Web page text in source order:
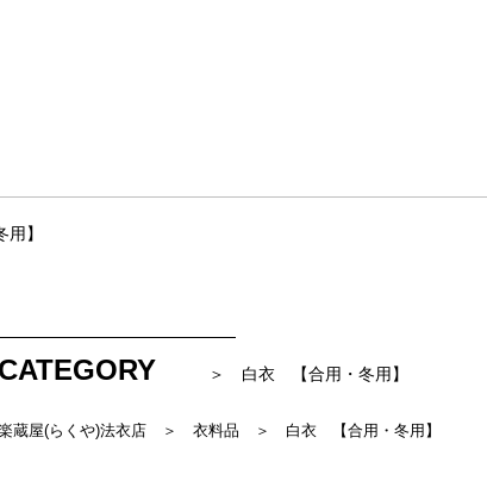
】
CATEGORY ＞ 白衣 【合用・冬用】
蔵屋(らくや)法衣店 ＞ 衣料品 ＞ 白衣 【合用・冬用】